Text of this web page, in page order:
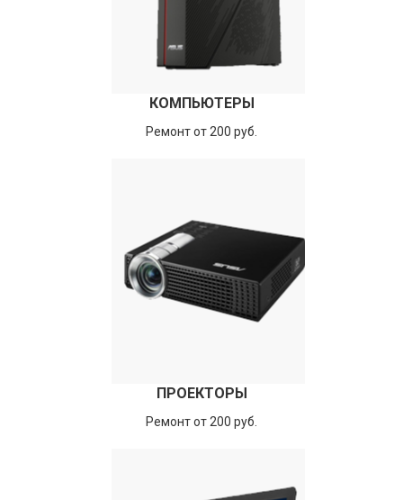
КОМПЬЮТЕРЫ
Ремонт от 200 руб.
ПРОЕКТОРЫ
Ремонт от 200 руб.